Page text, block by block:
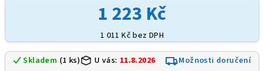
1 223 Kč
1 011 Kč bez DPH
Skladem (1 ks) U vás: 11.8.2026
Možnosti doručení